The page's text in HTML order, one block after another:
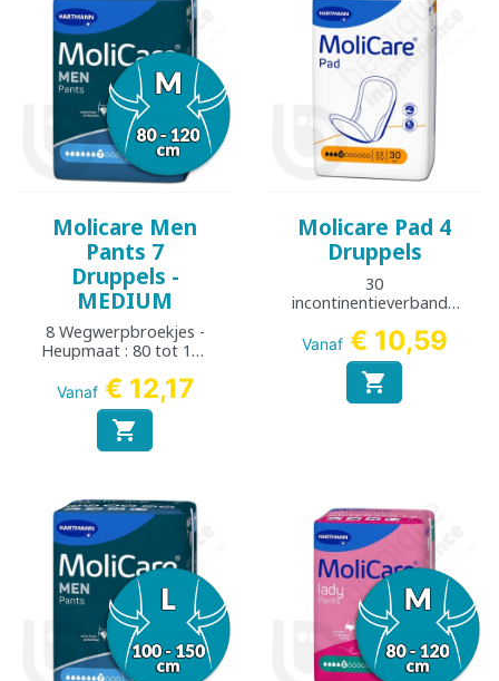
Molicare Men
Pants 7
Druppels -
MEDIUM
8 Wegwerpbroekjes -
Heupmaat : 80 tot 120
Vanaf € 12,17

Molicare Pad 4
Druppels
30
incontinentieverbande
Vanaf € 10,59
